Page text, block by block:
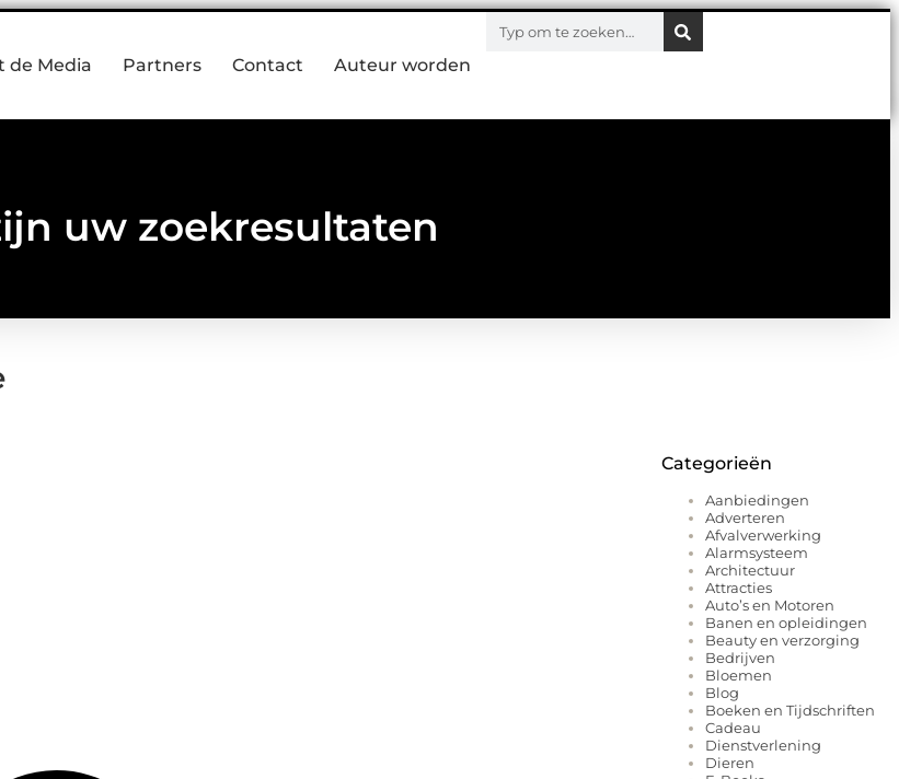
de Media Partners Contact Auteur worden
uw zoekresultaten
Categorieën
Aanbiedingen
Adverteren
Afvalverwerking
Alarmsysteem
Architectuur
Attracties
Auto’s en Motoren
Banen en opleidingen
Beauty en verzorging
Bedrijven
Bloemen
Blog
Boeken en Tijdschriften
Cadeau
Dienstverlening
Dieren